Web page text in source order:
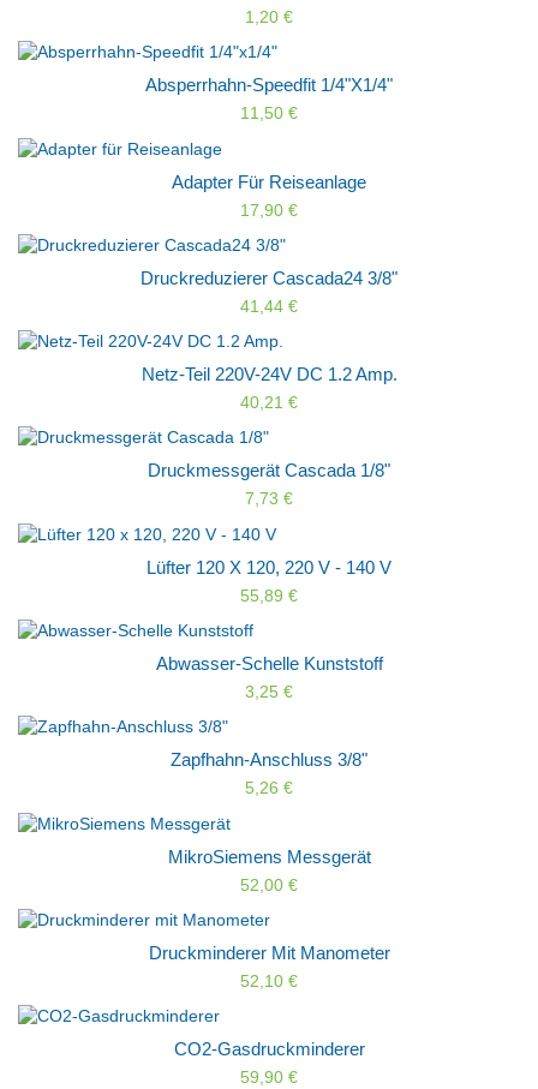
1,20 €
Absperrhahn-Speedfit 1/4"x1/4"
11,50 €
Adapter Für Reiseanlage
17,90 €
Druckreduzierer Cascada24 3/8"
41,44 €
Netz-Teil 220V-24V DC 1.2 Amp.
40,21 €
Druckmessgerät Cascada 1/8"
7,73 €
Lüfter 120 X 120, 220 V - 140 V
55,89 €
Abwasser-Schelle Kunststoff
3,25 €
Zapfhahn-Anschluss 3/8"
5,26 €
MikroSiemens Messgerät
52,00 €
Druckminderer Mit Manometer
52,10 €
CO2-Gasdruckminderer
59,90 €